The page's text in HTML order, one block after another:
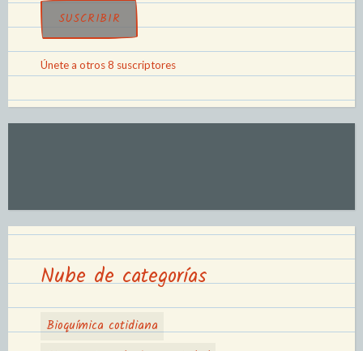
SUSCRIBIR
Únete a otros 8 suscriptores
Nube de categorías
Bioquímica cotidiana